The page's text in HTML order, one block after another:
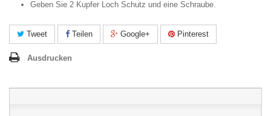
Geben Sie 2 Kupfer Loch Schutz und eine Schraube.
Tweet Teilen Google+ Pinterest
Ausdrucken